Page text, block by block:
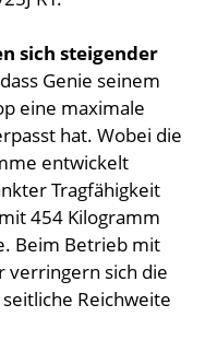
sich steigender
Genie seinem
eine maximale
hat. Wobei die
entwickelt
Tragfähigkeit
454 Kilogramm
Beim Betrieb mit
verringern sich die
Reichweite